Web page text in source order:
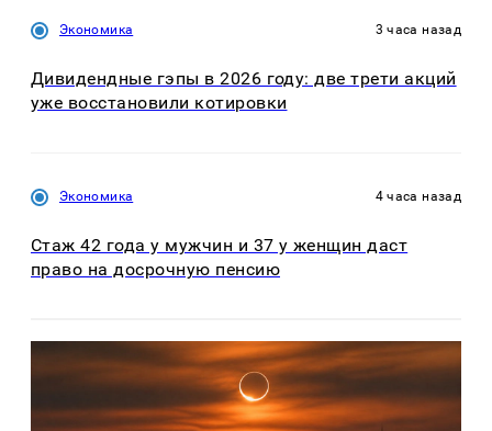
Экономика 3 часа назад
Дивидендные гэпы в 2026 году: две трети акций
уже восстановили котировки
Экономика 4 часа назад
Стаж 42 года у мужчин и 37 у женщин даст
право на досрочную пенсию